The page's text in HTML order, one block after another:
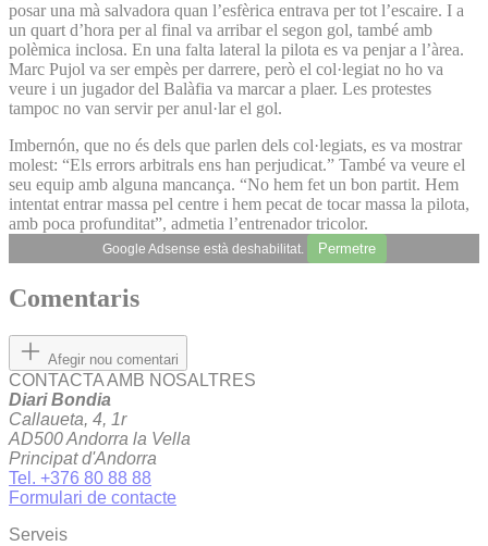
posar una mà salvadora quan l’esfèrica entrava per tot l’escaire. I a
un quart d’hora per al final va arribar el segon gol, també amb
polèmica inclosa. En una falta lateral la pilota es va penjar a l’àrea.
Marc Pujol va ser empès per darrere, però el col·legiat no ho va
veure i un jugador del Balàfia va marcar a plaer. Les protestes
tampoc no van servir per anul·lar el gol.
Imbernón, que no és dels que parlen dels col·legiats, es va mostrar
molest: “Els errors arbitrals ens han perjudicat.” També va veure el
seu equip amb alguna mancança. “No hem fet un bon partit. Hem
intentat entrar massa pel centre i hem pecat de tocar massa la pilota,
amb poca profunditat”, admetia l’entrenador tricolor.
Google Adsense està deshabilitat. Permetre
Comentaris
Afegir nou comentari
CONTACTA AMB NOSALTRES
Diari Bondia
Callaueta, 4, 1r
AD500 Andorra la Vella
Principat d'Andorra
Tel. +376 80 88 88
Formulari de contacte
Serveis